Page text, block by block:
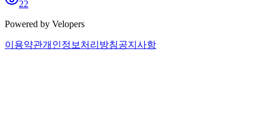
22
Powered by Velopers
이용약관개인정보처리방침공지사항